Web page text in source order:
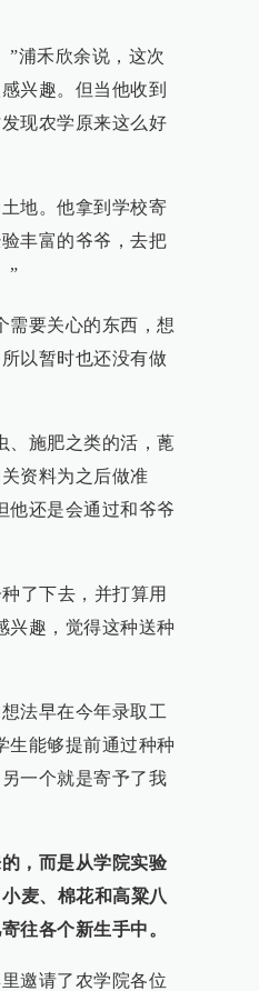
”浦禾欣余说，这次
兴趣。但当他收到
现农学原来这么好
地。他拿到学校寄
丰富的爷爷，去把
”
需要关心的东西，想
以暂时也还没有做
、施肥之类的活，蓖
资料为之后做准
他还是会通过和爷爷
了下去，并打算用
兴趣，觉得这种送种
法早在今年录取工
生能够提前通过种种
一个就是寄予了我
，而是从学院实验
麦、棉花和高粱八
往各个新生手中。
邀请了农学院各位